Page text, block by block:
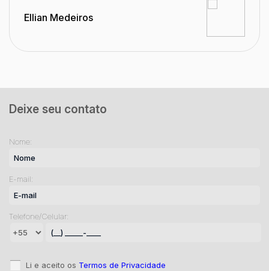
Ellian Medeiros
Deixe seu contato
Nome:
E-mail:
Telefone/Celular:
Li e aceito os Termos de Privacidade